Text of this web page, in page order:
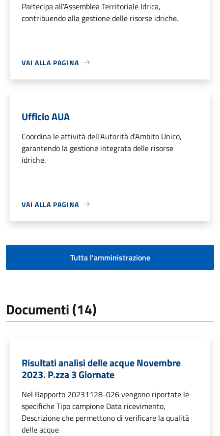
Partecipa all'Assemblea Territoriale Idrica,
contribuendo alla gestione delle risorse idriche.
VAI ALLA PAGINA
Ufficio AUA
Coordina le attività dell'Autorità d'Ambito Unico,
garantendo la gestione integrata delle risorse
idriche.
VAI ALLA PAGINA
Tutta l'amministrazione
Documenti (14)
Risultati analisi delle acque Novembre
2023. P.zza 3 Giornate
Nel Rapporto 20231128-026 vengono riportate le
specifiche Tipo campione Data ricevimento,
Descrizione che permettono di verificare la qualità
delle acque